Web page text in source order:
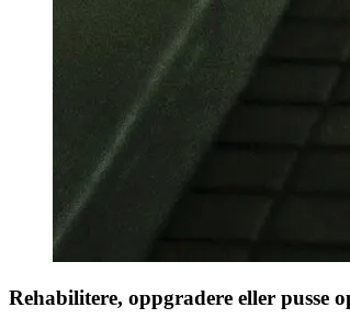
Rehabilitere, oppgradere eller pusse